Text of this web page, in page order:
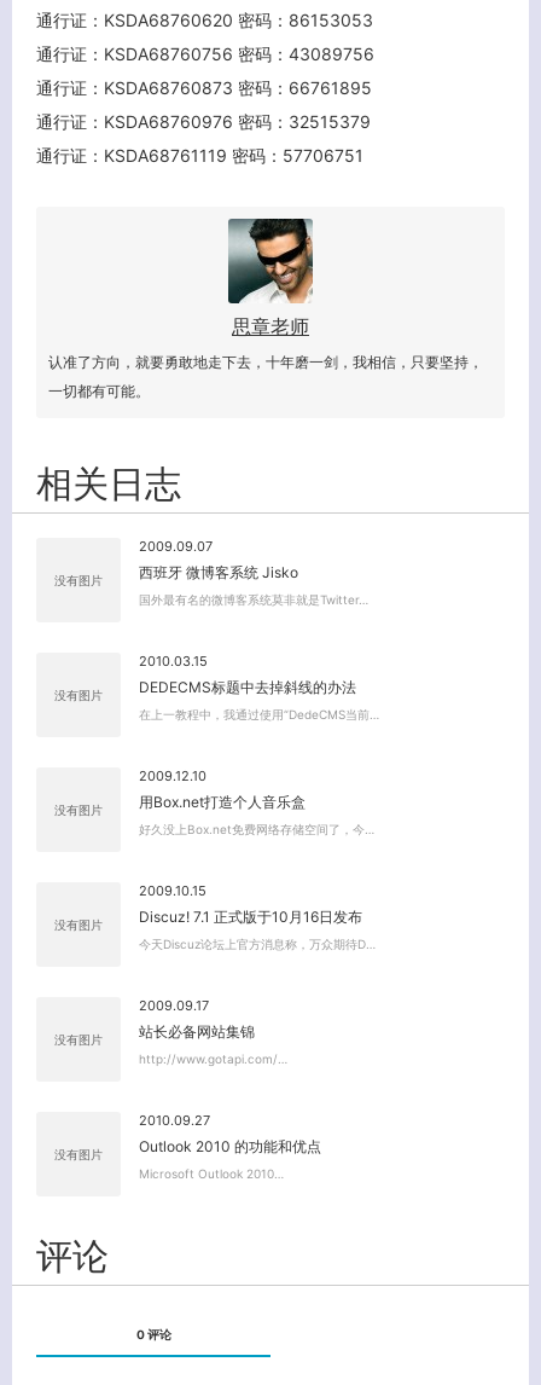
通行证：KSDA68760620 密码：86153053
通行证：KSDA68760756 密码：43089756
通行证：KSDA68760873 密码：66761895
通行证：KSDA68760976 密码：32515379
通行证：KSDA68761119 密码：57706751
思章老师
认准了方向，就要勇敢地走下去，十年磨一剑，我相信，只要坚持，
一切都有可能。
相关日志
没有图片
2009.09.07
西班牙 微博客系统 Jisko
国外最有名的微博客系统莫非就是Twitter…
没有图片
2010.03.15
DEDECMS标题中去掉斜线的办法
在上一教程中，我通过使用“DedeCMS当前…
没有图片
2009.12.10
用Box.net打造个人音乐盒
好久没上Box.net免费网络存储空间了，今…
没有图片
2009.10.15
Discuz! 7.1 正式版于10月16日发布
今天Discuz论坛上官方消息称，万众期待D…
没有图片
2009.09.17
站长必备网站集锦
http://www.gotapi.com/…
没有图片
2010.09.27
Outlook 2010 的功能和优点
Microsoft Outlook 2010…
评论
0 评论